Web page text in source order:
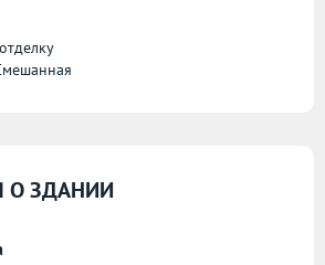
ЗДАНИИ